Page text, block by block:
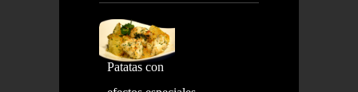
Patatas con